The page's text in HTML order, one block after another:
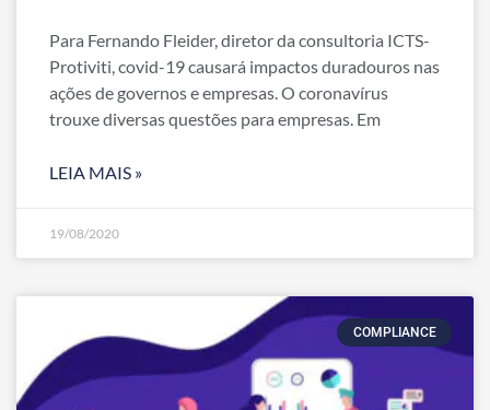
Para Fernando Fleider, diretor da consultoria ICTS-
Protiviti, covid-19 causará impactos duradouros nas
ações de governos e empresas. O coronavírus
trouxe diversas questões para empresas. Em
LEIA MAIS »
19/08/2020
COMPLIANCE